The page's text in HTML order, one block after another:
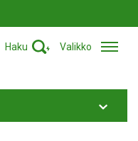
Haku Valikko